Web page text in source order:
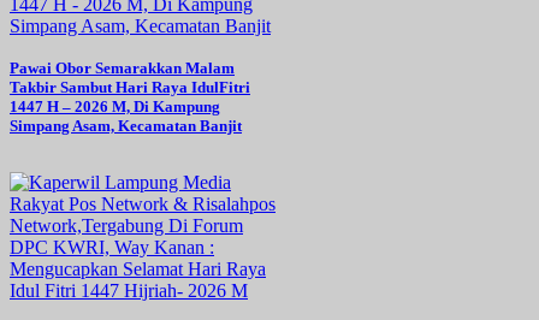
Pawai Obor Semarakkan Malam
Takbir Sambut Hari Raya IdulFitri
1447 H – 2026 M, Di Kampung
Simpang Asam, Kecamatan Banjit